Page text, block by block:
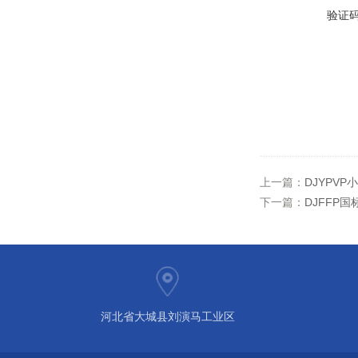
验证
上一篇： DJYPVP
下一篇： DJFFP国
河北省大城县刘演马工业区